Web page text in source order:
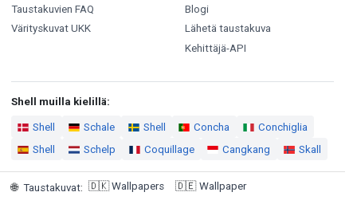
Taustakuvien FAQ
Värityskuvat UKK
Blogi
Lähetä taustakuva
Kehittäjä-API
Shell muilla kielillä:
Shell Schale Shell Concha
Conchiglia
Shell
Schelp Coquillage Cangkang Skall
🌐 Taustakuvat: 🇩🇰 Wallpapers 🇩🇪 Wallpaper